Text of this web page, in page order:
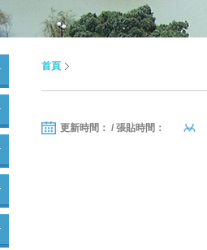
首頁
更新時間： / 張貼時間：